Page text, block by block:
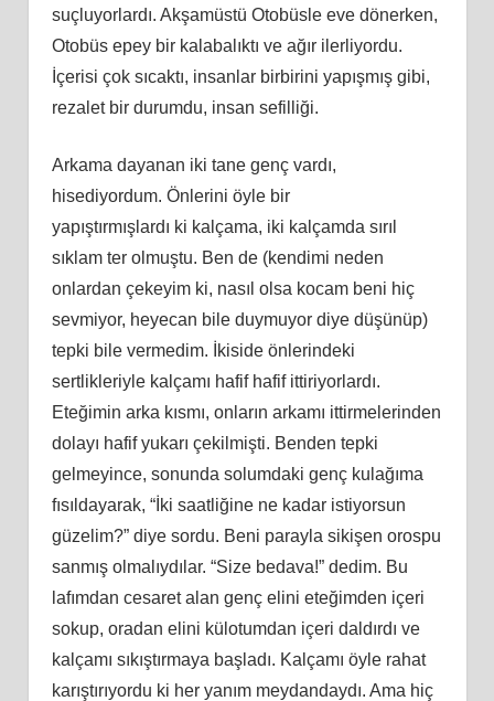
suçluyorlardı. Akşamüstü Otobüsle eve dönerken,
Otobüs epey bir kalabalıktı ve ağır ilerliyordu.
İçerisi çok sıcaktı, insanlar birbirini yapışmış gibi,
rezalet bir durumdu, insan sefilliği.
Arkama dayanan iki tane genç vardı,
hisediyordum. Önlerini öyle bir
yapıştırmışlardı ki kalçama, iki kalçamda sırıl
sıklam ter olmuştu. Ben de (kendimi neden
onlardan çekeyim ki, nasıl olsa kocam beni hiç
sevmiyor, heyecan bile duymuyor diye düşünüp)
tepki bile vermedim. İkiside önlerindeki
sertlikleriyle kalçamı hafif hafif ittiriyorlardı.
Eteğimin arka kısmı, onların arkamı ittirmelerinden
dolayı hafif yukarı çekilmişti. Benden tepki
gelmeyince, sonunda solumdaki genç kulağıma
fısıldayarak, “İki saatliğine ne kadar istiyorsun
güzelim?” diye sordu. Beni parayla sikişen orospu
sanmış olmalıydılar. “Size bedava!” dedim. Bu
lafımdan cesaret alan genç elini eteğimden içeri
sokup, oradan elini külotumdan içeri daldırdı ve
kalçamı sıkıştırmaya başladı. Kalçamı öyle rahat
karıştırıyordu ki her yanım meydandaydı. Ama hiç